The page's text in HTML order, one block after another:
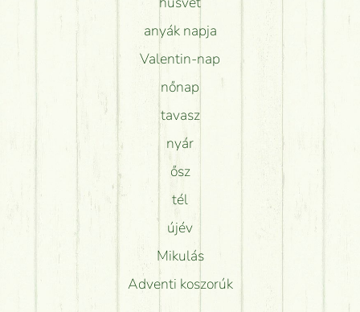
anyák napja
Valentin-nap
nőnap
tavasz
nyár
ősz
tél
újév
Mikulás
Adventi koszorúk